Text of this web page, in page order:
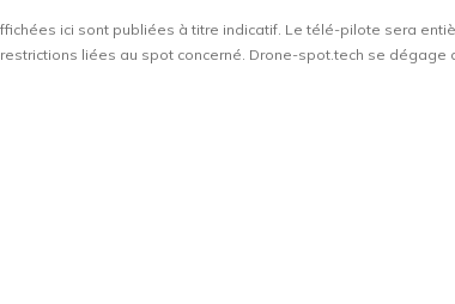
ici sont publiées à titre indicatif. Le télé-pilote sera
liées au spot concerné. Drone-spot.tech se